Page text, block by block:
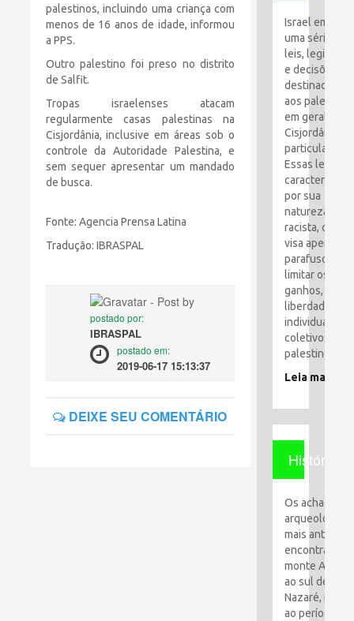
palestinos, incluindo uma criança com
menos de 16 anos de idade, informou
a PPS.
Outro palestino foi preso no distrito
de Salfit.
Tropas israelenses atacam
regularmente casas palestinas na
Cisjordânia, inclusive em áreas sob o
controle da Autoridade Palestina, e
sem sequer apresentar um mandado
de busca.
Fonte: Agencia Prensa Latina
Tradução: IBRASPAL
postado por:
IBRASPAL
postado em:
2019-06-17 15:13:37
DEIXE SEU COMENTÁRIO
Israel emitiu
uma série de
leis,
e decisões
destinadas
aos
em geral e à
Cisjordânia
particular.
Essas leis são
por sua
natureza
racista, que
visa apertar
parafusos e
limitar os
ganhos,
liberdades
individuais e
coletivos dos
palestinos.
Leia mais
História
Os achados
arqueológicos
mais antigos
encontrados
monte Al-
ao sul de
Nazaré,
ao período